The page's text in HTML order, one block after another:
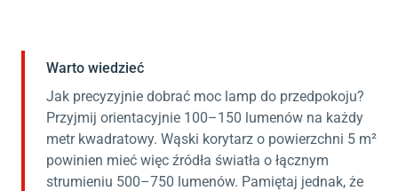
Warto wiedzieć
Jak precyzyjnie dobrać moc lamp do przedpokoju?
Przyjmij orientacyjnie 100–150 lumenów na każdy
metr kwadratowy. Wąski korytarz o powierzchni 5 m²
powinien mieć więc źródła światła o łącznym
strumieniu 500–750 lumenów. Pamiętaj jednak, że